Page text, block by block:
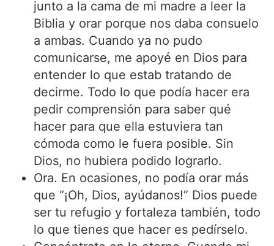
junto a la cama de mi madre a leer la
Biblia y orar porque nos daba consuelo
a ambas. Cuando ya no pudo
comunicarse, me apoyé en Dios para
entender lo que estab tratando de
decirme. Todo lo que podía hacer era
pedir comprensión para saber qué
hacer para que ella estuviera tan
cómoda como le fuera posible. Sin
Dios, no hubiera podido lograrlo.
Ora. En ocasiones, no podía orar más
que “¡Oh, Dios, ayúdanos!” Dios puede
ser tu refugio y fortaleza también, todo
lo que tienes que hacer es pedírselo.